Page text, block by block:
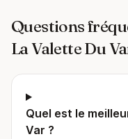
Questions
La Valette Du
Quel est le
Var ?